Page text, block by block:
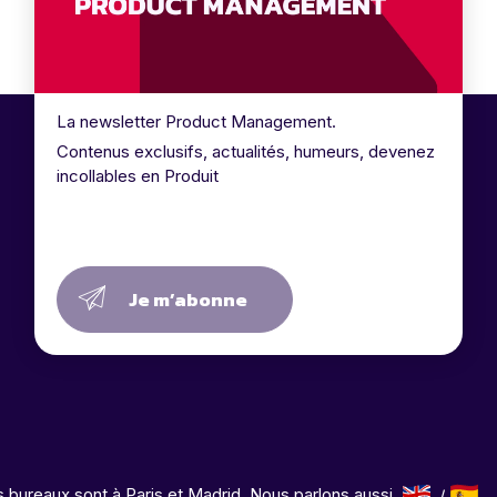
La newsletter Product Management.
Contenus exclusifs, actualités, humeurs, devenez
incollables en Produit
Je m’abonne